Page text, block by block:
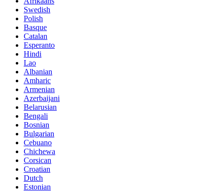
Swedish
Polish
Basque
Catalan
Esperanto
Hindi
Lao
Albanian
Amharic
Armenian
Azerbaijani
Belarusian
Bengali
Bosnian
Bulgarian
Cebuano
Chichewa
Corsican
Croatian
Dutch
Estonian